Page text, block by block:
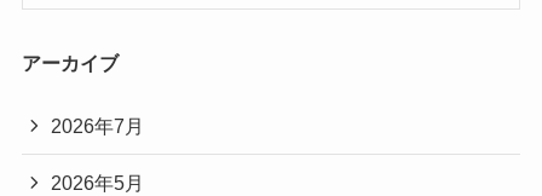
アーカイブ
2026年7月
2026年5月